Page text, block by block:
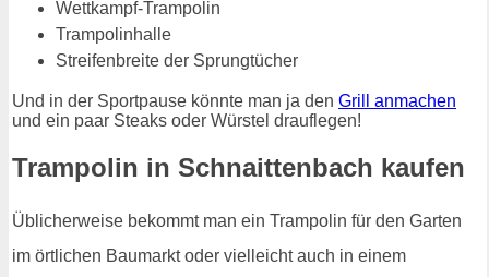
Wettkampf-Trampolin
Trampolinhalle
Streifenbreite der Sprungtücher
Und in der Sportpause könnte man ja den Grill anmachen
und ein paar Steaks oder Würstel drauflegen!
Trampolin in Schnaittenbach kaufen
Üblicherweise bekommt man ein Trampolin für den Garten
im örtlichen Baumarkt oder vielleicht auch in einem